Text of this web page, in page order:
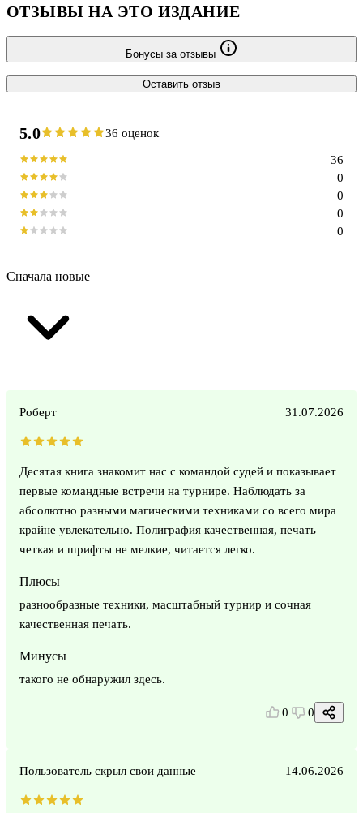
ОТЗЫВЫ НА ЭТО ИЗДАНИЕ
Бонусы за отзывы
Оставить отзыв
5.0 36 оценок
0
0
0
0
36
Сначала новые
Роберт 31.07.2026
Десятая книга знакомит нас с командой судей и показывает
первые командные встречи на турнире. Наблюдать за
абсолютно разными магическими техниками со всего мира
крайне увлекательно. Полиграфия качественная, печать
четкая и шрифты не мелкие, читается легко.
Плюсы
разнообразные техники, масштабный турнир и сочная
качественная печать.
Минусы
такого не обнаружил здесь.
0 0
Пользователь скрыл свои данные 14.06.2026